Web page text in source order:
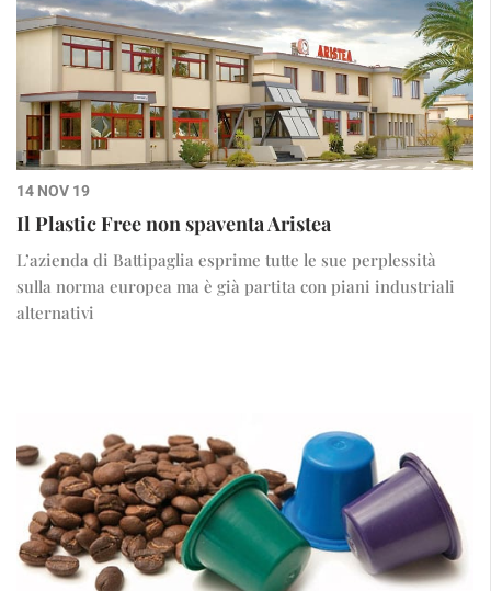
14 NOV 19
Il Plastic Free non spaventa Aristea
L’azienda di Battipaglia esprime tutte le sue perplessità
sulla norma europea ma è già partita con piani industriali
alternativi